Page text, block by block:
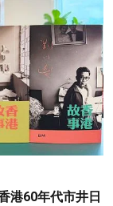
港60年代市井日